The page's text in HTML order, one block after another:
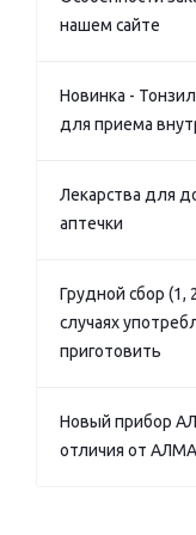
нашем сайте
Новинка -
для приема
Лекарства для
аптечки
Грудной сбор (1,
случаях
приготовить
Новый прибор
отличия от